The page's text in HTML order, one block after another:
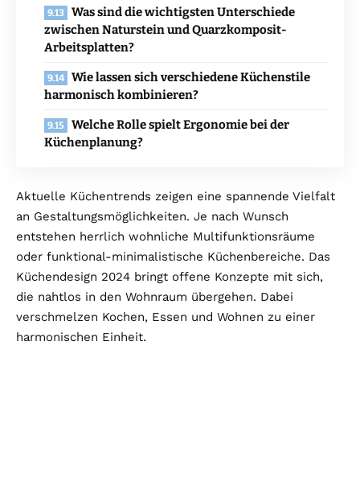
Was sind die wichtigsten Unterschiede
zwischen Naturstein und Quarzkomposit-
Arbeitsplatten?
Wie lassen sich verschiedene Küchenstile
harmonisch kombinieren?
Welche Rolle spielt Ergonomie bei der
Küchenplanung?
Aktuelle Küchentrends zeigen eine spannende Vielfalt
an Gestaltungsmöglichkeiten. Je nach Wunsch
entstehen herrlich wohnliche Multifunktionsräume
oder funktional-minimalistische Küchenbereiche. Das
Küchendesign 2024 bringt offene Konzepte mit sich,
die nahtlos in den Wohnraum übergehen. Dabei
verschmelzen Kochen, Essen und Wohnen zu einer
harmonischen Einheit.